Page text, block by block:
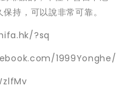
持，可以說非常可靠。
?sq
1999Yonghe/